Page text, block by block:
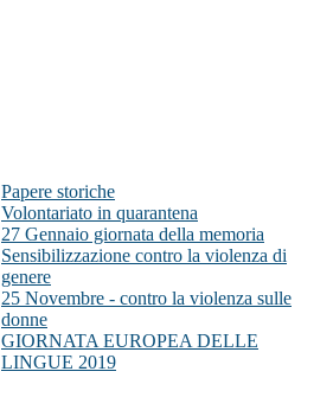
Papere storiche
Volontariato in quarantena
27 Gennaio giornata della memoria
Sensibilizzazione contro la violenza di
genere
25 Novembre - contro la violenza sulle
donne
GIORNATA EUROPEA DELLE
LINGUE 2019